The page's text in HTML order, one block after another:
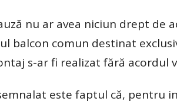
nu ar avea niciun drept
balcon comun destinat
s-ar fi realizat fără acordul
este faptul că, pentru